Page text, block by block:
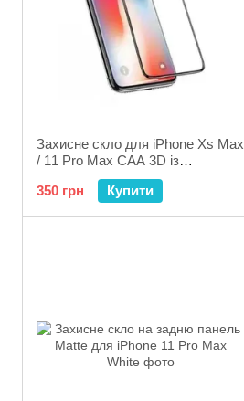
Захисне скло для iPhone Xs Max
/ 11 Pro Max CAA 3D ​​із
закругленими краями чорна
рамка Black
350 грн Купити